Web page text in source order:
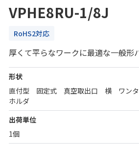
VPHE8RU-1/8J
RoHS2対応
厚くて平らなワークに最適な一般形
形状
直付型 固定式 真空取出口 横 ワンタ
ホルダ
出荷単位
1個